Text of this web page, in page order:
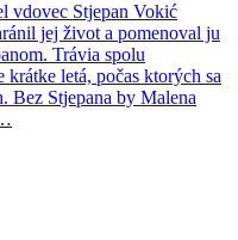
vdovec Stjepan Vokić
jej život a pomenoval ju
Trávia spolu
krátke letá, počas ktorých sa
Bez Stjepana by Malena